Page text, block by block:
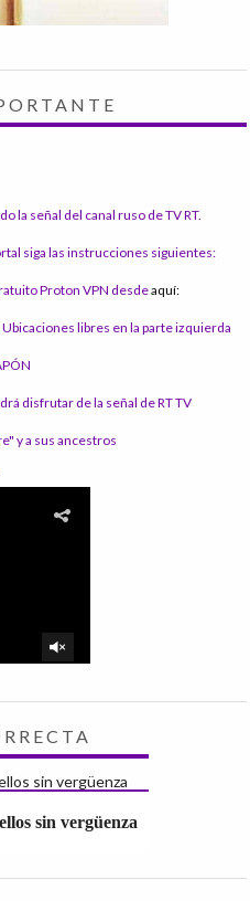
la señal del canal ruso de TV RT.
siga las instrucciones siguientes:
Proton VPN desdeaquí:
libres en la parte izquierda
disfrutar de la señal de RT TV
y a sus ancestros
sin vergüenza